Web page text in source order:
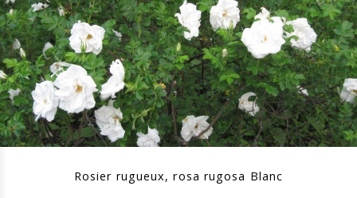
Rosier rugueux, rosa rugosa Blanc